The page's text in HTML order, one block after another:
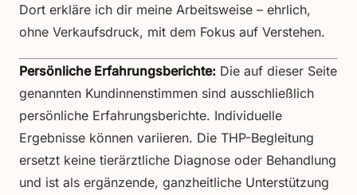
Dort erkläre ich dir meine Arbeitsweise – ehrlich,
ohne Verkaufsdruck, mit dem Fokus auf Verstehen.
Persönliche Erfahrungsberichte: Die auf dieser Seite
genannten Kundinnenstimmen sind ausschließlich
persönliche Erfahrungsberichte. Individuelle
Ergebnisse können variieren. Die THP-Begleitung
ersetzt keine tierärztliche Diagnose oder Behandlung
und ist als ergänzende, ganzheitliche Unterstützung